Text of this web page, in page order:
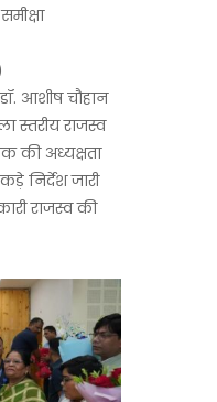
आशीष चौहान
स्तरीय राजस्व
की अध्यक्षता
निर्देश जारी
राजस्व की